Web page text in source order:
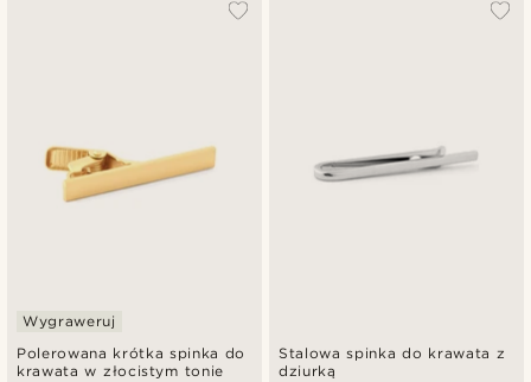
Polerowana krótka spinka do
krawata w złocistym tonie
Wygraweruj
Stalowa spinka do krawata z
dziurką